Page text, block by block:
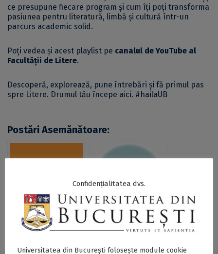
ce presupune fiecare program și cum îți poți transforma
pasiunea pentru literatură, limbă și cultură într-un
parcurs academic solid.
Poți vedea și acest playlist pe canalul de YouTube al
Facultății de Litere.
Descoperă, explorează, pune întrebări și fă primul pas
spre Litere. Drumul tău începe aici. #hailaUB
Postări Asemănătoare:
Înscrierile pentru
admiterea 2022 la
Compasiune și
vacuitate, concepte
Confidențialitatea dvs.
Universitatea din București folosește module cookie